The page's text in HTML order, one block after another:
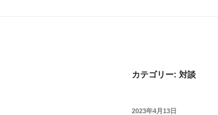
カテゴリー: 対談
投
2023年4月13日